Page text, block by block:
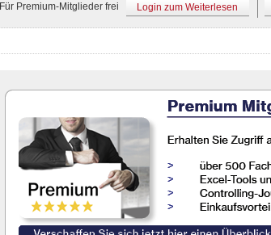
Für Premium-Mitglieder frei Login zum Weiterlesen